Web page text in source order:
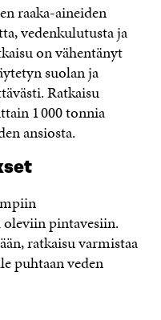
raaka-aineiden
vedenkulutusta ja
on vähentänyt
suolan ja
Ratkaisu
1 000 tonnia
ansiosta.
pintavesiin.
ratkaisu varmistaa
puhtaan veden